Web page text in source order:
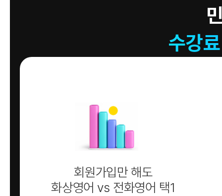
수강
회원가입만 해도
화상영어 vs 전화영어 택1